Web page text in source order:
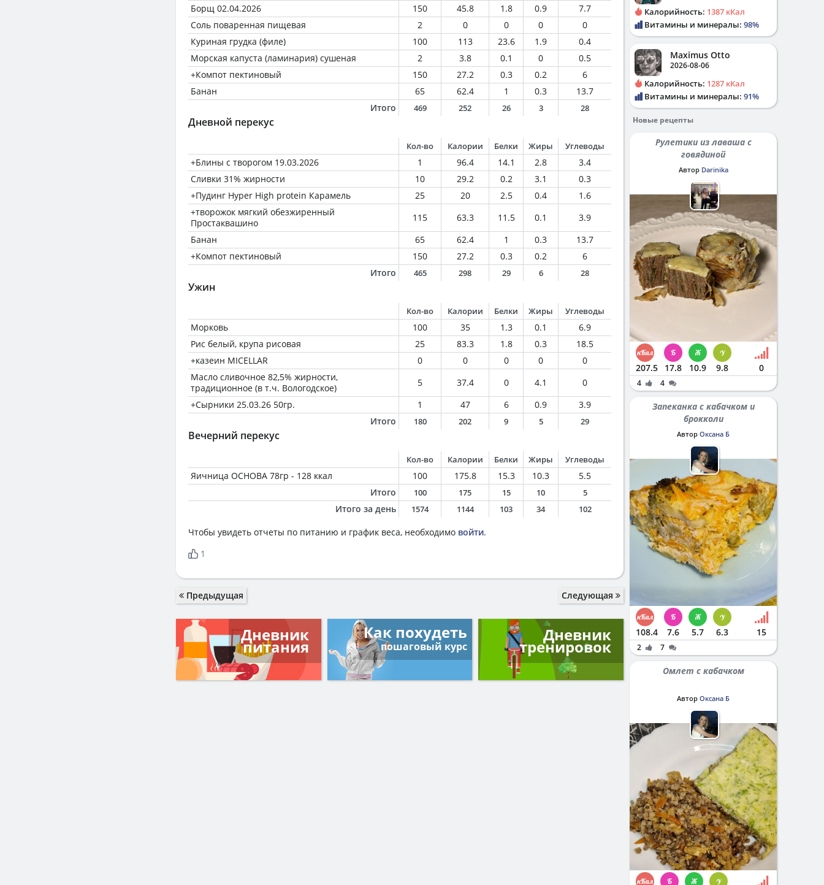
Борщ 02.04.2026 150 45.8 1.8 0.9
7.7
Соль поваренная пищевая
2 0 0 0
0
Куриная грудка (филе)
100 113 23.6 1.9
0.4
Морская капуста (ламинария) сушеная
2 3.8 0.1 0
0.5
+Компот пектиновый
150 27.2 0.3 0.2
6
Банан
65 62.4 1 0.3
13.7
Итого
469 252 26 3 28
Дневной перекус
Кол-во Калории Белки Жиры Углеводы
+Блины с творогом 19.03.2026 1 96.4 14.1 2.8
3.4
Сливки 31% жирности
10 29.2 0.2 3.1
0.3
+Пудинг Hyper High protein Карамель
25 20 2.5 0.4
1.6
+творожок мягкий обезжиренный
Простаквашино
115 63.3 11.5 0.1
3.9
Банан
65 62.4 1 0.3
13.7
+Компот пектиновый
150 27.2 0.3 0.2
6
Итого
465 298 29 6 28
Ужин
Кол-во Калории Белки Жиры Углеводы
Морковь 100 35 1.3 0.1
6.9
Рис белый, крупа рисовая
25 83.3 1.8 0.3
18.5
+казеин MICELLAR
0 0 0 0
0
Масло сливочное 82,5% жирности,
традиционное (в т.ч. Вологодское)
5 37.4 0 4.1
0
+Сырники 25.03.26 50гр.
1 47 6 0.9
3.9
Итого
180 202 9 5 29
Вечерний перекус
Кол-во Калории Белки Жиры Углеводы
Яичница ОСНОВА 78гр - 128 ккал 100 175.8 15.3 10.3
5.5
Итого
100 175 15 10 5
Итого за день 1574 1144 103 34 102
Чтобы увидеть отчеты по питанию и график веса, необходимо войти.
1
Предыдущая Следующая
Дневник
питания
Как похудеть
пошаговый курс
Дневник
тренировок
Калорийность: 1387 кКал
Витамины и минералы: 98%
Maximus Otto
2026-08-06
Калорийность: 1287 кКал
Витамины и минералы: 91%
Новые рецепты
Рулетики из лаваша с
говядиной
Автор Darinika
207.5 17.8 10.9 9.8 0
4 4
Запеканка с кабачком и
брокколи
Автор Оксана Б
108.4 7.6 5.7 6.3 15
2 7
Омлет с кабачком
Автор Оксана Б